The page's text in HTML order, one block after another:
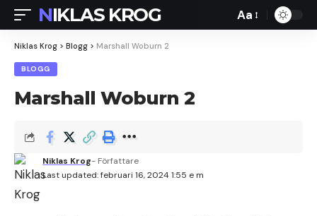
NIKLAS KROG
Font
Aa
Niklas Krog > Blogg > Marshall Woburn 2
BLOGG
Marshall Woburn 2
Last updated: februari 16, 2024 1:55 e m
Niklas Krog- Författare